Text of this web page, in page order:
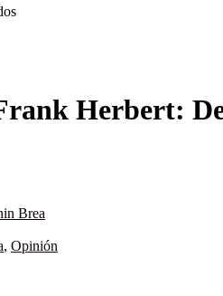
Herbert:
Brea
, Opinión